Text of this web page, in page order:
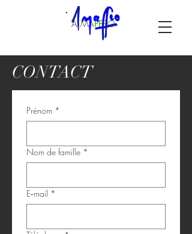
A.MAFFEO
CONTACT
Prénom *
Nom de famille *
E‑mail *